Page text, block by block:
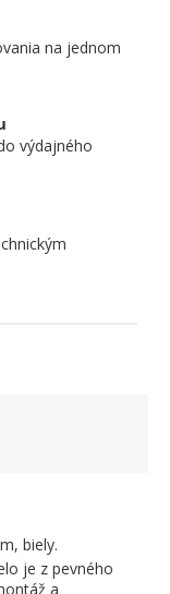
na jednom
výdajného
biely.
je z pevného
a